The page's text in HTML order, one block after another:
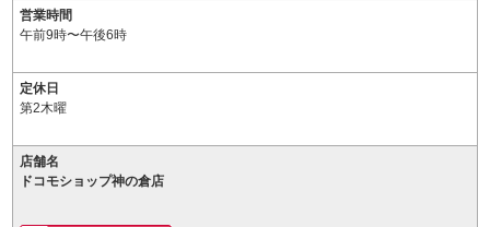
営業時間
午前9時〜午後6時
定休日
第2木曜
店舗名
ドコモショップ神の倉店